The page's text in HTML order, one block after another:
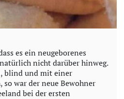
es ein neugeborenes
nicht darüber hinweg.
blind und mit einer
so war der neue Bewohner
bei der ersten